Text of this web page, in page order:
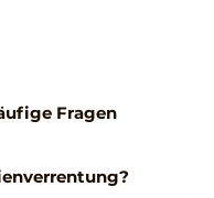
Fragen